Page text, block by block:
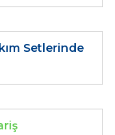
Setlerinde